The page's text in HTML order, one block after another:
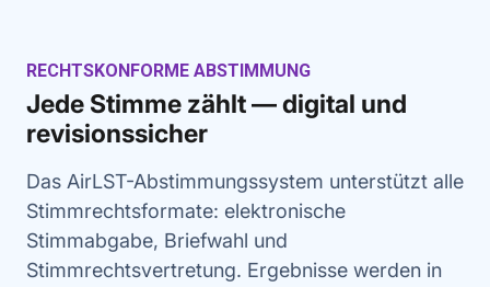
RECHTSKONFORME ABSTIMMUNG
Jede Stimme zählt — digital und
revisionssicher
Das AirLST-Abstimmungssystem unterstützt alle
Stimmrechtsformate: elektronische
Stimmabgabe, Briefwahl und
Stimmrechtsvertretung. Ergebnisse werden in